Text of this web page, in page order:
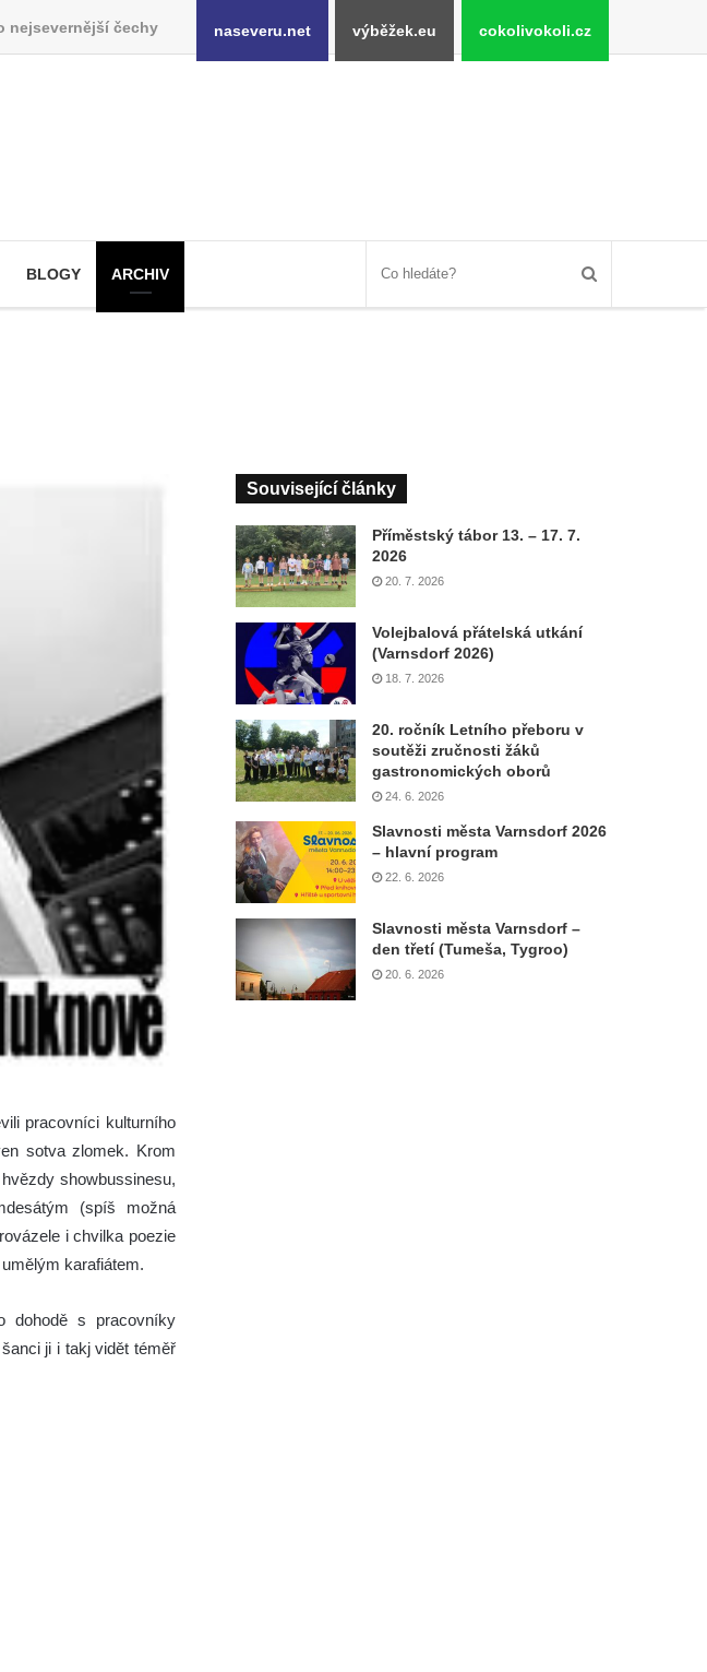
nejsevernější čechy naseveru.net výběžek.eu cokolivokoli.cz
BLOGY ARCHIV
pracovníci kulturního
sotva zlomek. Krom
showbussinesu,
(spíš možná
i chvilka poezie
karafiátem.
dohodě s pracovníky
ji i takj vidět téměř
Související články
Příměstský tábor 13. – 17. 7.
2026
20. 7. 2026
Volejbalová přátelská utkání
(Varnsdorf 2026)
18. 7. 2026
20. ročník Letního přeboru v
soutěži zručnosti žáků
gastronomických oborů
24. 6. 2026
Slavnosti města Varnsdorf 2026
– hlavní program
22. 6. 2026
Slavnosti města Varnsdorf –
den třetí (Tumeša, Tygroo)
20. 6. 2026